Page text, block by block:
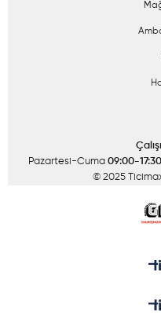
Pazartesi-Cuma 09:00-
© 2025